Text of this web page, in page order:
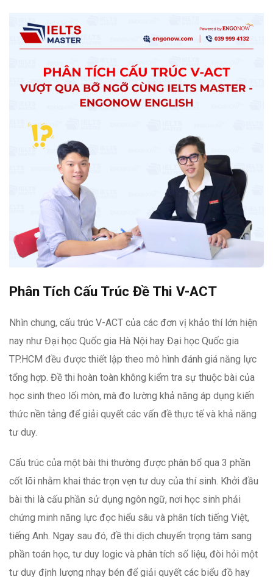
Phân Tích Cấu Trúc Đề Thi V-ACT
Nhìn chung, cấu trúc V-ACT của các đơn vị khảo thí lớn hiện
nay như Đại học Quốc gia Hà Nội hay Đại học Quốc gia
TP.HCM đều được thiết lập theo mô hình đánh giá năng lực
tổng hợp. Đề thi hoàn toàn không kiểm tra sự thuộc bài của
học sinh theo lối mòn, mà đo lường khả năng áp dụng kiến
thức nền tảng để giải quyết các vấn đề thực tế và khả năng
tư duy.
Cấu trúc của một bài thi thường được phân bổ qua 3 phần
cốt lõi nhằm khai thác trọn vẹn tư duy của thí sinh. Khởi đầu
bài thi là cấu phần sử dụng ngôn ngữ, nơi học sinh phải
chứng minh năng lực đọc hiểu sâu và phân tích tiếng Việt,
tiếng Anh. Ngay sau đó, đề thi dịch chuyển trọng tâm sang
phần toán học, tư duy logic và phân tích số liệu, đòi hỏi một
tư duy định lượng nhạy bén để giải quyết các biểu đồ hay